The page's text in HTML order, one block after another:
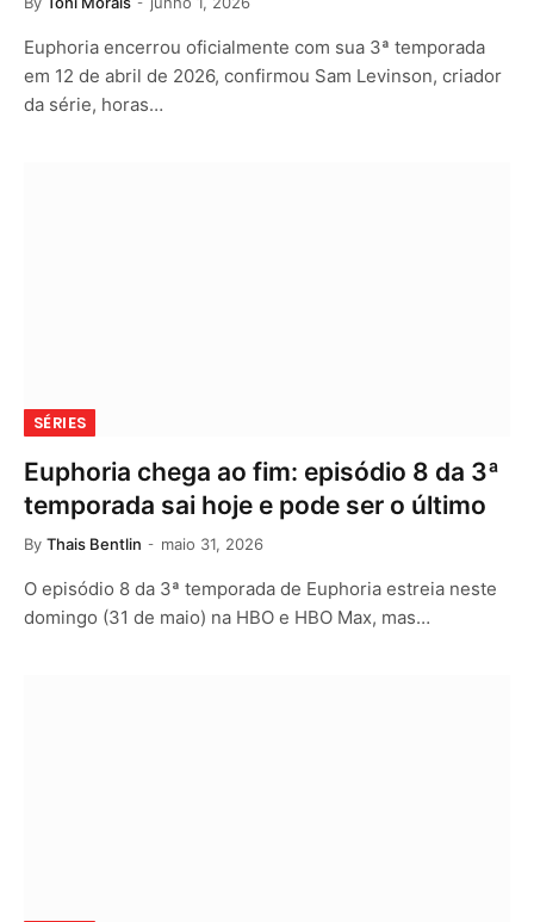
Euphoria encerrou oficialmente com sua 3ª temporada
em 12 de abril de 2026, confirmou Sam Levinson, criador
da série, horas…
SÉRIES
Euphoria chega ao fim: episódio 8 da 3ª
temporada sai hoje e pode ser o último
By Thais Bentlin maio 31, 2026
O episódio 8 da 3ª temporada de Euphoria estreia neste
domingo (31 de maio) na HBO e HBO Max, mas…